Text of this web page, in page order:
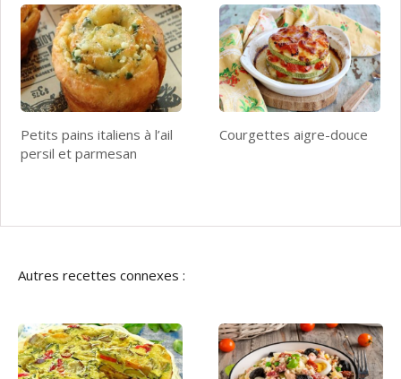
Petits pains italiens à l’ail
persil et parmesan
Courgettes aigre-douce
Autres recettes connexes :